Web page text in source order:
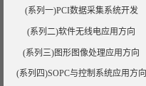
(系列一)PCI数据采集系统开发
(系列二)软件无线电应用方向
(系列三)图形图像处理应用方向
(系列四)SOPC与控制系统应用方向